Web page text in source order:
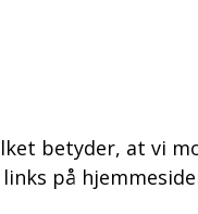
betyder, at vi
på